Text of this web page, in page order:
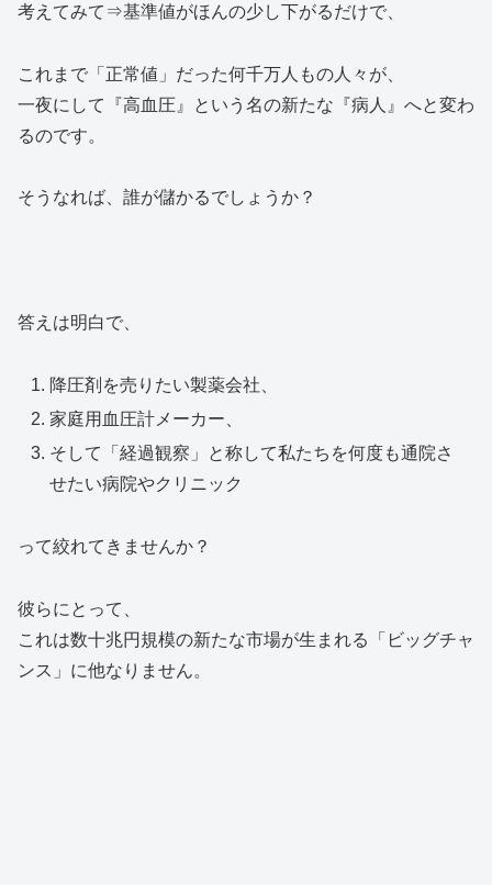
考えてみて⇒基準値がほんの少し下がるだけで、
これまで「正常値」だった何千万人もの人々が、
一夜にして『高血圧』という名の新たな『病人』へと変わ
るのです。
そうなれば、誰が儲かるでしょうか？
答えは明白で、
降圧剤を売りたい製薬会社、
家庭用血圧計メーカー、
そして「経過観察」と称して私たちを何度も通院さ
せたい病院やクリニック
って絞れてきませんか？
彼らにとって、
これは数十兆円規模の新たな市場が生まれる「ビッグチャ
ンス」に他なりません。